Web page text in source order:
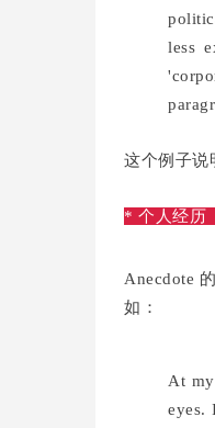
less
这个例子说
* 个人经历
Anecdote
如：
At
eyes.